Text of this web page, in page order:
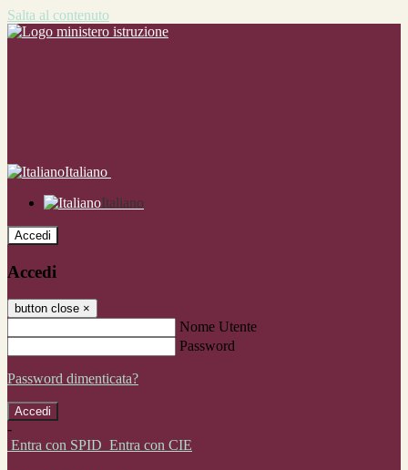
Salta al contenuto
Italiano
Italiano
Accedi
Accedi
button close ×
Nome Utente
Password
Password dimenticata?
-
Entra con SPID Entra con CIE